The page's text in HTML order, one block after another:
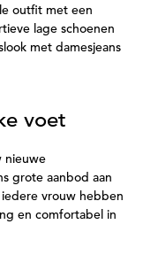
outfit met een
lage schoenen
met damesjeans
voet
nieuwe
grote aanbod aan
vrouw hebben
en comfortabel in